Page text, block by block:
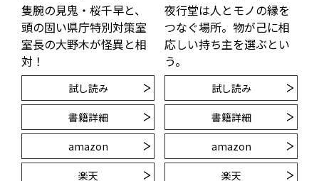
隻腕の見鬼・桜千早と、
頭の固い県庁特別対策室
室長の大野木が怪異と相
対！
試し読み
書籍詳細
amazon
楽天
夜行堂は人とモノの縁を
つなぐ場所。物が己に相
応しい持ち主を選ぶとい
う。
試し読み
書籍詳細
amazon
楽天